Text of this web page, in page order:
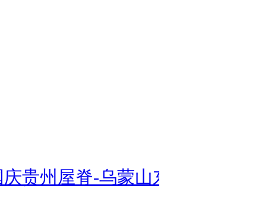
贵州屋脊-乌蒙山东坡徒步！[贵